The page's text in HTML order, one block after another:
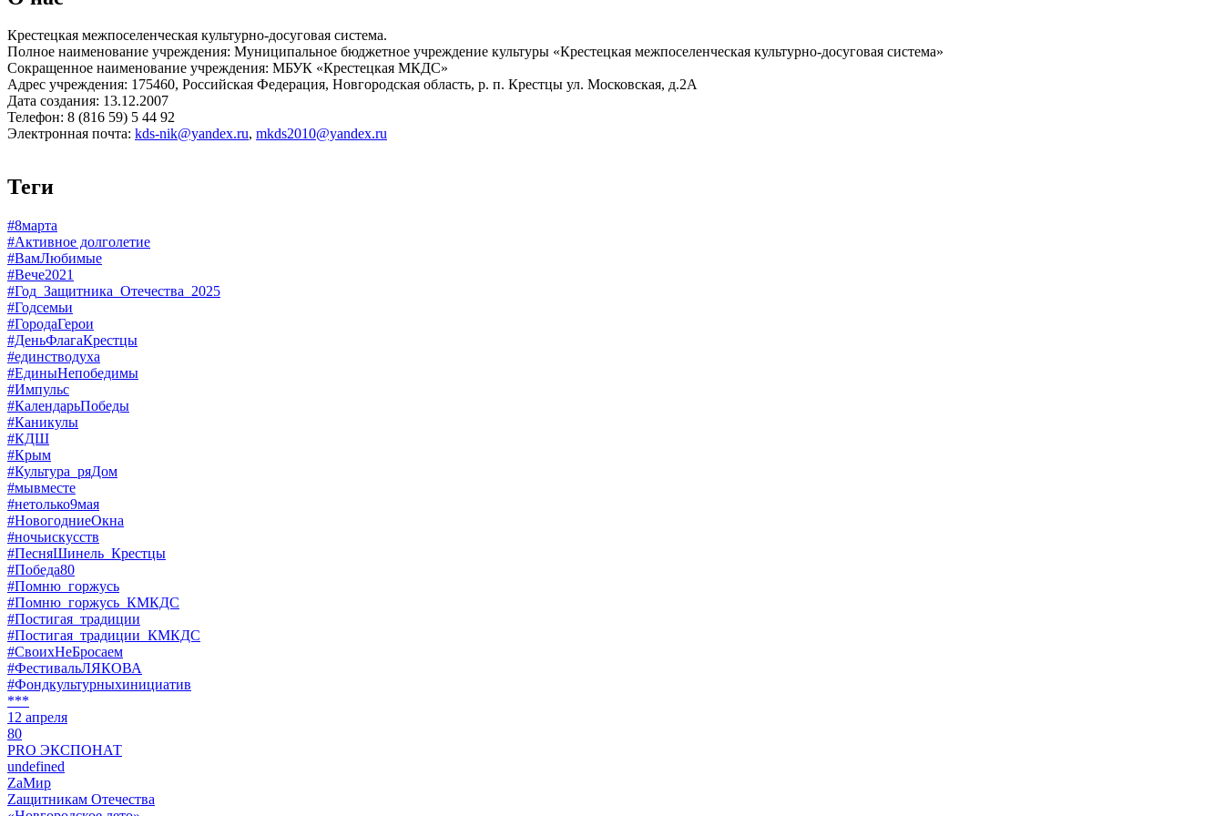
Крестецкая межпоселенческая культурно-досуговая система.
Полное наименование учреждения: Муниципальное бюджетное учреждение культуры «Крестецкая межпоселенческая культурно-досуговая система»
Сокращенное наименование учреждения: МБУК «Крестецкая МКДС»
Адрес учреждения: 175460, Российская Федерация, Новгородская область, р. п. Крестцы ул. Московская, д.2А
Дата создания: 13.12.2007
Телефон: 8 (816 59) 5 44 92
Электронная почта: kds-nik@yandex.ru, mkds2010@yandex.ru
Теги
#8марта
#Активное долголетие
#ВамЛюбимые
#Вече2021
#Год_Защитника_Отечества_2025
#Годсемьи
#ГородаГерои
#ДеньФлагаКрестцы
#единстводуха
#ЕдиныНепобедимы
#Импульс
#КалендарьПобеды
#Каникулы
#КДШ
#Крым
#Культура_ряДом
#мывместе
#нетолько9мая
#НовогодниеОкна
#ночьискусств
#ПесняШинель_Крестцы
#Победа80
#Помню_горжусь
#Помню_горжусь_КМКДС
#Постигая_традиции
#Постигая_традиции_КМКДС
#СвоихНеБросаем
#ФестивальЛЯКОВА
#Фондкультурныхинициатив
***
12 апреля
80
PRO ЭКСПОНАТ
undefined
ZaМир
Zащитникам Отечества